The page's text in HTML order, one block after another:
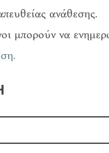
ανάθεσης.
μπορούν να